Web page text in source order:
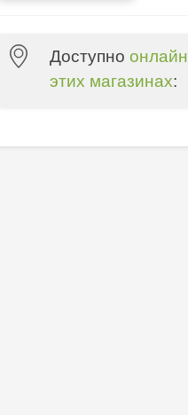
Доступно онлайн
этих магазинах:
10/1